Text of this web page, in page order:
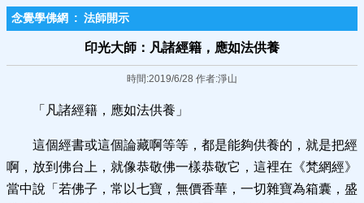
念覺學佛網 : 法師開示
印光大師：凡諸經籍，應如法供養
時間:2019/6/28 作者:淨山
「凡諸經籍，應如法供養」
這個經書或這個論藏啊等等，都是能夠供養的，就是把經
啊，放到佛台上，就像恭敬佛一樣恭敬它，這裡在《梵網經》
當中說「若佛子，常以七寶，無價香華，一切雜寶為箱囊，盛